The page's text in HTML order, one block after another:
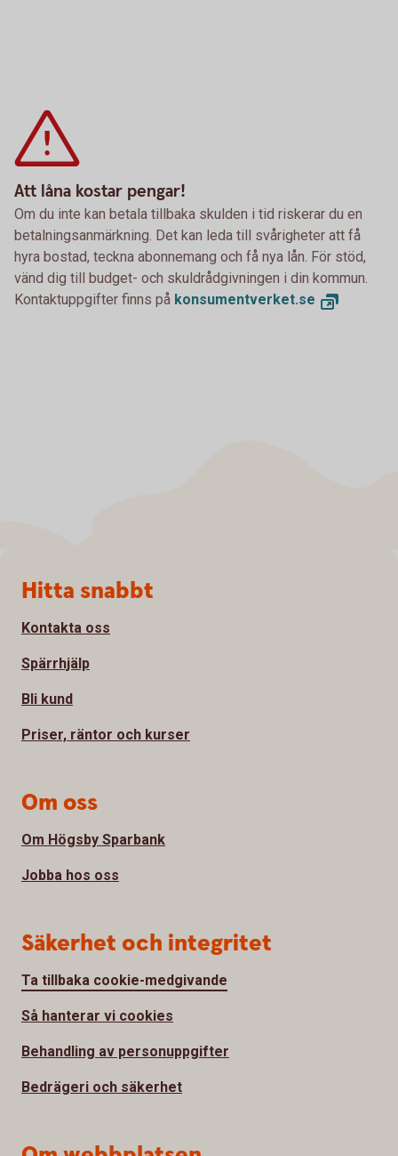
Att låna kostar pengar!
Om du inte kan betala tillbaka skulden i tid riskerar du en
betalningsanmärkning. Det kan leda till svårigheter att få
hyra bostad, teckna abonnemang och få nya lån. För stöd,
vänd dig till budget- och skuldrådgivningen i din kommun.
Kontaktuppgifter finns på konsumentverket.se
Sidfot
Hitta snabbt
Kontakta oss
Spärrhjälp
Bli kund
Priser, räntor och kurser
Om oss
Om Högsby Sparbank
Jobba hos oss
Säkerhet och integritet
Ta tillbaka cookie-medgivande
Så hanterar vi cookies
Behandling av personuppgifter
Bedrägeri och säkerhet